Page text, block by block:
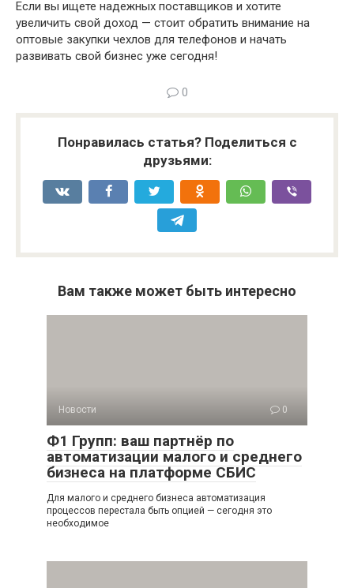
Если вы ищете надежных поставщиков и хотите
увеличить свой доход — стоит обратить внимание на
оптовые закупки чехлов для телефонов и начать
развивать свой бизнес уже сегодня!
0
Понравилась статья? Поделиться с
друзьями:
Вам также может быть интересно
Новости 0
Ф1 Групп: ваш партнёр по
автоматизации малого и среднего
бизнеса на платформе СБИС
Для малого и среднего бизнеса автоматизация
процессов перестала быть опцией — сегодня это
необходимое